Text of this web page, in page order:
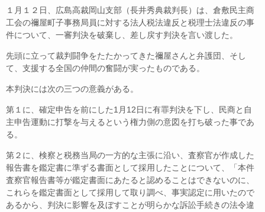
k
１月１２日、広島高裁岡山支部（長井秀典裁判長）は、倉敷民主商
工会の禰屋町子事務局員に対する法人税法違反と税理士法違反の事
件について、一審判決を破棄し、差し戻す判決を言い渡した。
先頭に立って裁判闘争をたたかってきた禰屋さんと弁護団、そし
て、支援する全国の仲間の奮闘が実ったものである。
本判決には次の三つの意義がある。
第１に、確定申告を前にした1月12日に有罪判決を下し、民商と自
主申告運動に打撃を与えるという権力側の意図を打ち破った事であ
る。
第２に、検察と税務当局の一方的な主張に沿い、査察官が作成した
報告書を鑑定書に準ずる書面として採用したことについて、「本件
査察官報告書等が鑑定書面にあたると認めることはできないのに、
これらを鑑定書面として採用して取り調べ、事実認定に用いたので
あるから、判決に影響を及ぼすことが明らかな訴訟手続きの法令違